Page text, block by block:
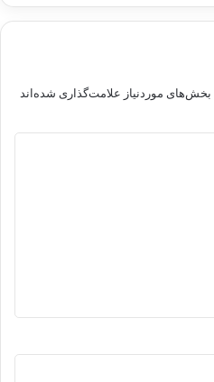
بخش‌های موردنیاز علامت‌گذاری شده‌اند